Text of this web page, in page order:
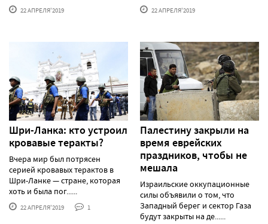
22 АПРЕЛЯ'2019 22 АПРЕЛЯ'2019
Шри-Ланка: кто устроил
кровавые теракты?
Вчера мир был потрясен
серией кровавых терактов в
Шри-Ланке — стране, которая
хоть и была пог......
22 АПРЕЛЯ'2019 1
Палестину закрыли на
время еврейских
праздников, чтобы не
мешала
Израильские оккупационные
силы объявили о том, что
Западный берег и сектор Газа
будут закрыты на де......